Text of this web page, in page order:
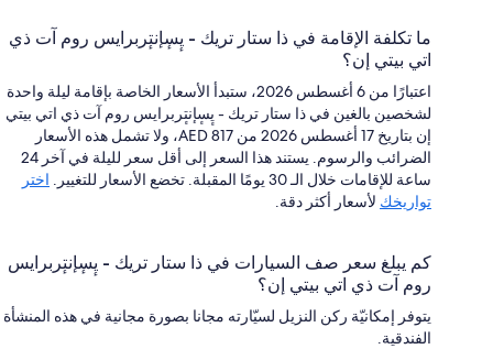
ما تكلفة الإقامة في ذا ستار تريك - يٕسٕإنتٕربرايس روم آت ذي
اتي بيتي إن؟
اعتبارًا من 6 أغسطس 2026، ستبدأ الأسعار الخاصة بإقامة ليلة واحدة
لشخصين بالغين في ذا ستار تريك - يٕسٕإنتٕربرايس روم آت ذي اتي بيتي
إن بتاريخ 17 أغسطس 2026 من AED 817، ولا تشمل هذه الأسعار
الضرائب والرسوم. يستند هذا السعر إلى أقل سعر لليلة في آخر 24
ساعة للإقامات خلال الـ 30 يومًا المقبلة. تخضع الأسعار للتغيير.
اختر
تواريخك لأسعار أكثر دقة.
كم يبلغ سعر صف السيارات في ذا ستار تريك - يٕسٕإنتٕربرايس
روم آت ذي اتي بيتي إن؟
يتوفر إمكانيّة ركن النزيل لسيّارته مجانا بصورة مجانية في هذه المنشأة
الفندقية.